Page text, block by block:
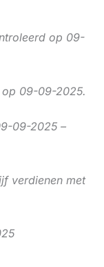
op 09-
op 09-09-2025.
09-2025 –
verdienen met